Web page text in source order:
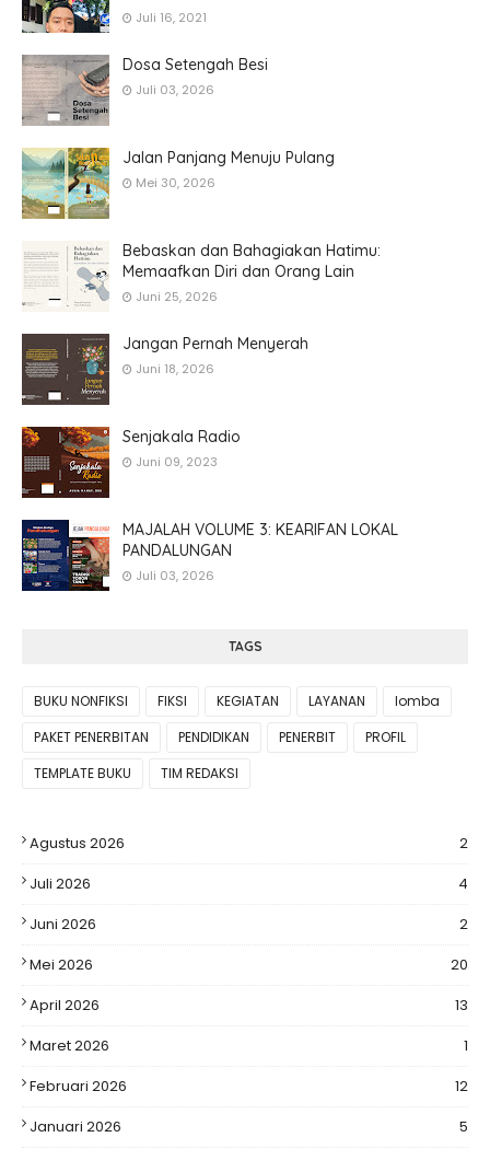
Juli 16, 2021
Dosa Setengah Besi
Juli 03, 2026
Jalan Panjang Menuju Pulang
Mei 30, 2026
Bebaskan dan Bahagiakan Hatimu:
Memaafkan Diri dan Orang Lain
Juni 25, 2026
Jangan Pernah Menyerah
Juni 18, 2026
Senjakala Radio
Juni 09, 2023
MAJALAH VOLUME 3: KEARIFAN LOKAL
PANDALUNGAN
Juli 03, 2026
TAGS
BUKU NONFIKSI FIKSI KEGIATAN LAYANAN
lomba
PAKET PENERBITAN
PENDIDIKAN PENERBIT
PROFIL
TEMPLATE BUKU
TIM REDAKSI
Agustus 2026
2
Juli 2026
4
Juni 2026
2
Mei 2026
20
April 2026
13
Maret 2026
1
Februari 2026
12
Januari 2026
5